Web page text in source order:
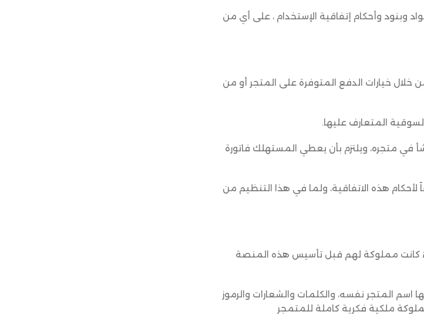
وأحكام إتفاقية الإستخدام ، على أي من
خلال خيارات الدفع المتوفرة على المتجر أو من
في متجره، ويلتزم بأن يعطي المستهلك فاتورة
لأحكام هذه الاتفاقية، ولما في هذا التنظيم من
كانت مملوكة لهم قبل تأسيس هذه المنصة
المتجر نفسه، والكلمات والشعارات والرموز
ملكية فكرية كاملة للمتمجر